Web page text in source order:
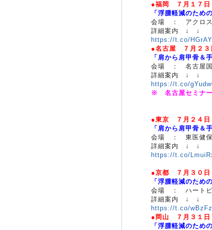
●福岡 ７月１７日
「浮腫軽減のため
会場 ： アクロス
詳細案内 ↓ ↓
https://t.co/
●名古屋 ７月２３
「肩から肩甲骨＆
会場 ： 名古屋国
詳細案内 ↓ ↓
https://t.co/
※ 名古屋セミナー
●東京 ７月２４日
「肩から肩甲骨＆
会場 ： 東医健保
詳細案内 ↓ ↓
https://t.co/
●京都 ７月３０日
「浮腫軽減のため
会場 ： ハートピ
詳細案内 ↓ ↓
https://t.co/
●岡山 ７月３１日
「浮腫軽減のため